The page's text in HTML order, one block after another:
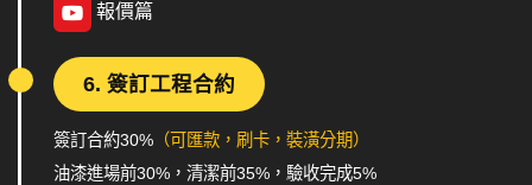
報價篇
6. 簽訂工程合約
簽訂合約30% （可匯款，刷卡，裝潢分期）
油漆進場前30%，清潔前35%，驗收完成5%